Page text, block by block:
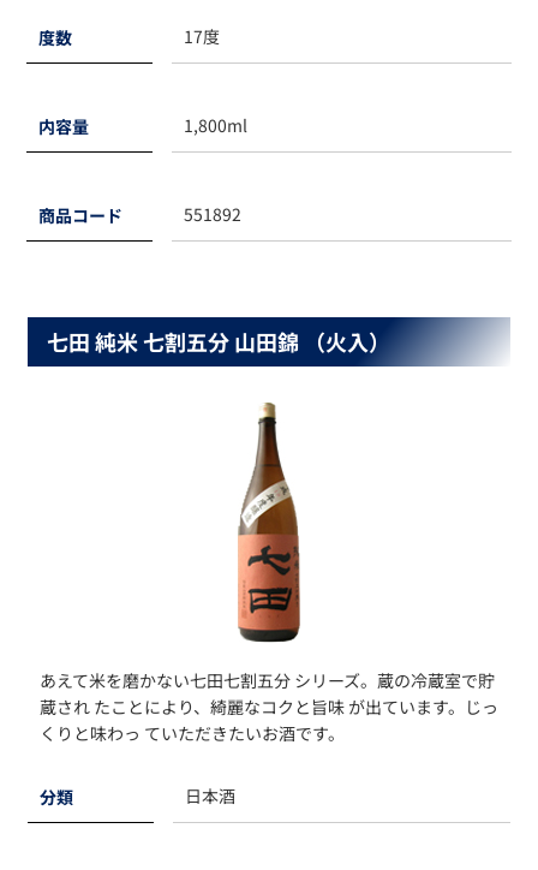
度数 17度
内容量 1,800ml
商品コード 551892
七田 純米 七割五分 山田錦 （火入）
あえて米を磨かない七田七割五分 シリーズ。蔵の冷蔵室で貯
蔵され たことにより、綺麗なコクと旨味 が出ています。じっ
くりと味わっ ていただきたいお酒です。
分類 日本酒